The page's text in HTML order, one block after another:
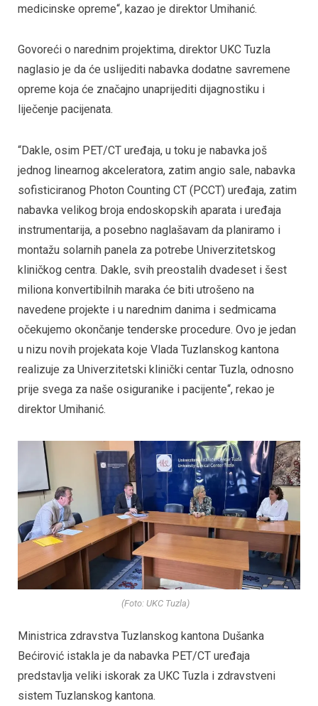
medicinske opreme“, kazao je direktor Umihanić.
Govoreći o narednim projektima, direktor UKC Tuzla
naglasio je da će uslijediti nabavka dodatne savremene
opreme koja će značajno unaprijediti dijagnostiku i
liječenje pacijenata.
“Dakle, osim PET/CT uređaja, u toku je nabavka još
jednog linearnog akceleratora, zatim angio sale, nabavka
sofisticiranog Photon Counting CT (PCCT) uređaja, zatim
nabavka velikog broja endoskopskih aparata i uređaja
instrumentarija, a posebno naglašavam da planiramo i
montažu solarnih panela za potrebe Univerzitetskog
kliničkog centra. Dakle, svih preostalih dvadeset i šest
miliona konvertibilnih maraka će biti utrošeno na
navedene projekte i u narednim danima i sedmicama
očekujemo okončanje tenderske procedure. Ovo je jedan
u nizu novih projekata koje Vlada Tuzlanskog kantona
realizuje za Univerzitetski klinički centar Tuzla, odnosno
prije svega za naše osiguranike i pacijente“, rekao je
direktor Umihanić.
(Foto: UKC Tuzla)
Ministrica zdravstva Tuzlanskog kantona Dušanka
Bećirović istakla je da nabavka PET/CT uređaja
predstavlja veliki iskorak za UKC Tuzla i zdravstveni
sistem Tuzlanskog kantona.